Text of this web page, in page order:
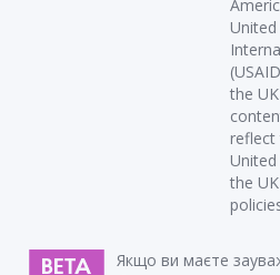
the
reflect
the
Якщо ви маєте